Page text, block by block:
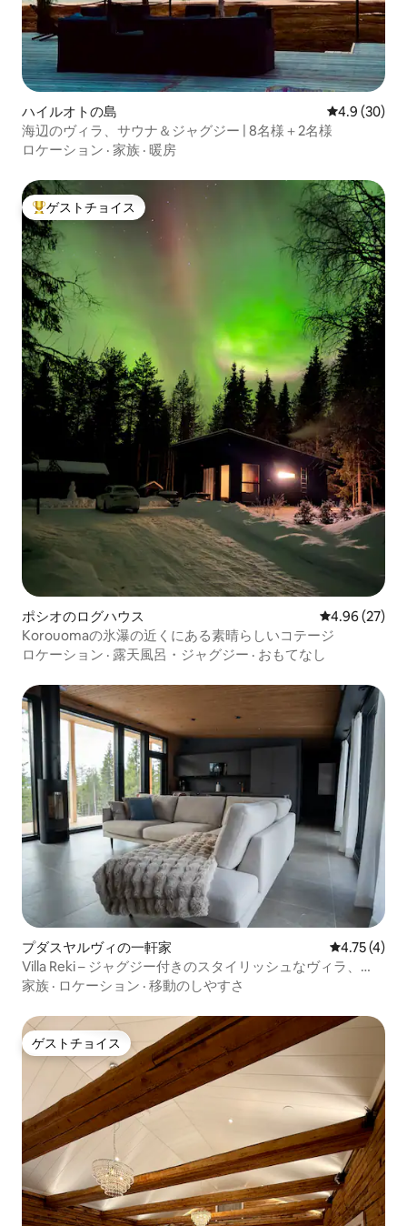
ハイルオトの島 レビュー30
4.9 (30)
海辺のヴィラ、サウナ＆ジャグジー | 8名様＋2名様
ロケーション · 家族 · 暖房
大好評のゲストチョイスです。
ゲストチョイス
ポシオのログハウス レビュー27
4.96 (27)
Korouomaの氷瀑の近くにある素晴らしいコテージ
ロケーション · 露天風呂・ジャグジー · おもてなし
プダスヤルヴィの一軒家 レビュー4
4.75 (4)
Villa Reki – ジャグジー付きのスタイリッシュなヴィラ、
Syöte
家族 · ロケーション · 移動のしやすさ
ゲストチョイス
ゲストチョイス